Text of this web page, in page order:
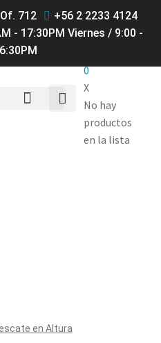
712
+56 2 2233 4124
- 17:30PM Viernes / 9:00 -
0
X
No hay
productos
en la lista
en Altura